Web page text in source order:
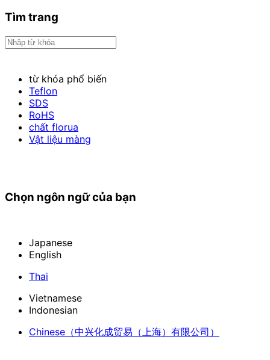
Tìm trang
từ khóa phổ biến
Teflon
SDS
RoHS
chất florua
Vật liệu màng
Chọn ngôn ngữ của bạn
Japanese
English
Thai
Vietnamese
Indonesian
Chinese （中兴化成贸易（上海）有限公司）